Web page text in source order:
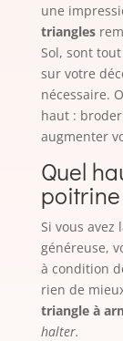
une
triangles
Sol, sont
sur votre
nécessaire.
haut :
augmenter
Quel
Si vous avez
généreuse,
à condition
rien de
triangle à
halter.